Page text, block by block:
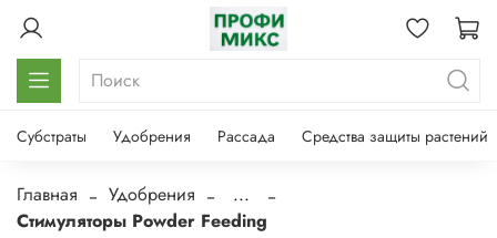
Субстраты Удобрения Рассада Средства защиты растений
Главная Удобрения
...
Стимуляторы Powder Feeding